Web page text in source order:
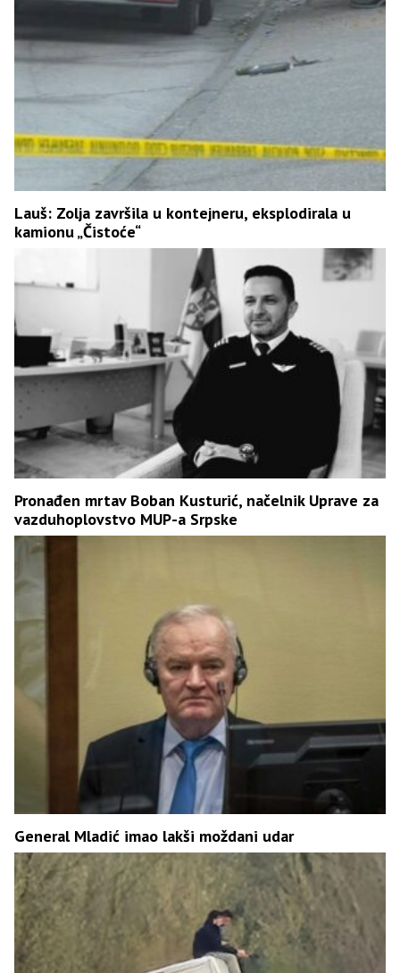
Lauš: Zolja završila u kontejneru, eksplodirala u
kamionu „Čistoće“
Pronađen mrtav Boban Kusturić, načelnik Uprave za
vazduhoplovstvo MUP-a Srpske
General Mladić imao lakši moždani udar